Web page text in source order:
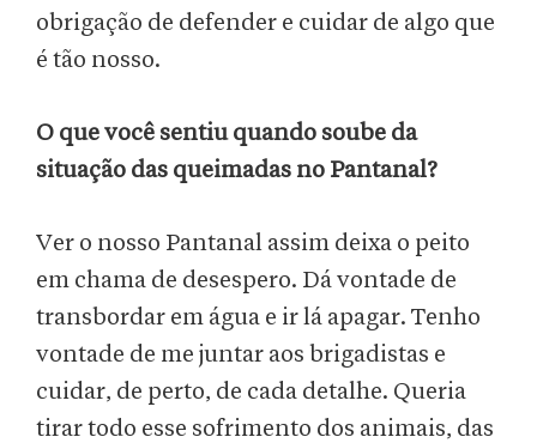
obrigação de defender e cuidar de algo que
é tão nosso.
O que você sentiu quando soube da
situação das queimadas no Pantanal?
Ver o nosso Pantanal assim deixa o peito
em chama de desespero. Dá vontade de
transbordar em água e ir lá apagar. Tenho
vontade de me juntar aos brigadistas e
cuidar, de perto, de cada detalhe. Queria
tirar todo esse sofrimento dos animais, das